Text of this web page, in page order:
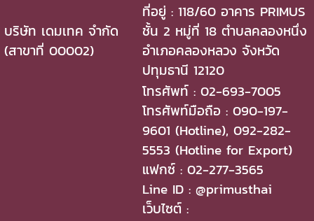
บริษัท เดมเทค จำกัด
(สาขาที่ 00002)
ที่อยู่ : 118/60 อาคาร PRIMUS
ชั้น 2 หมู่ที่ 18 ตำบลคลองหนึ่ง
อำเภอคลองหลวง จังหวัด
ปทุมธานี 12120
โทรศัพท์ : 02-693-7005
โทรศัพท์มือถือ : 090-197-
9601 (Hotline), 092-282-
5553 (Hotline for Export)
แฟกซ์ : 02-277-3565
Line ID : @primusthai
เว็บไซต์ :